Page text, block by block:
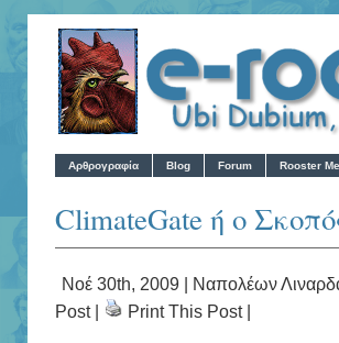
Αρθρογραφία Blog Forum Rooster
ClimateGate ή ο
Νοέ 30th, 2009 | Ναπολέων
Post| Print This Post|